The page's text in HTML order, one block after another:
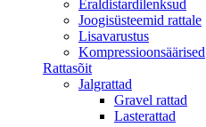
Eraldistardilenksud
Joogisüsteemid rattale
Lisavarustus
Kompressioonsäärised
Rattasõit
Jalgrattad
Gravel rattad
Lasterattad